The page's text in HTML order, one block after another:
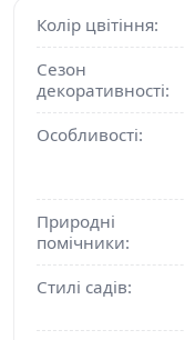
Колір цвітіння:
Сезон
декоративності:
Особливості:
Природні
помічники:
Стилі садів: